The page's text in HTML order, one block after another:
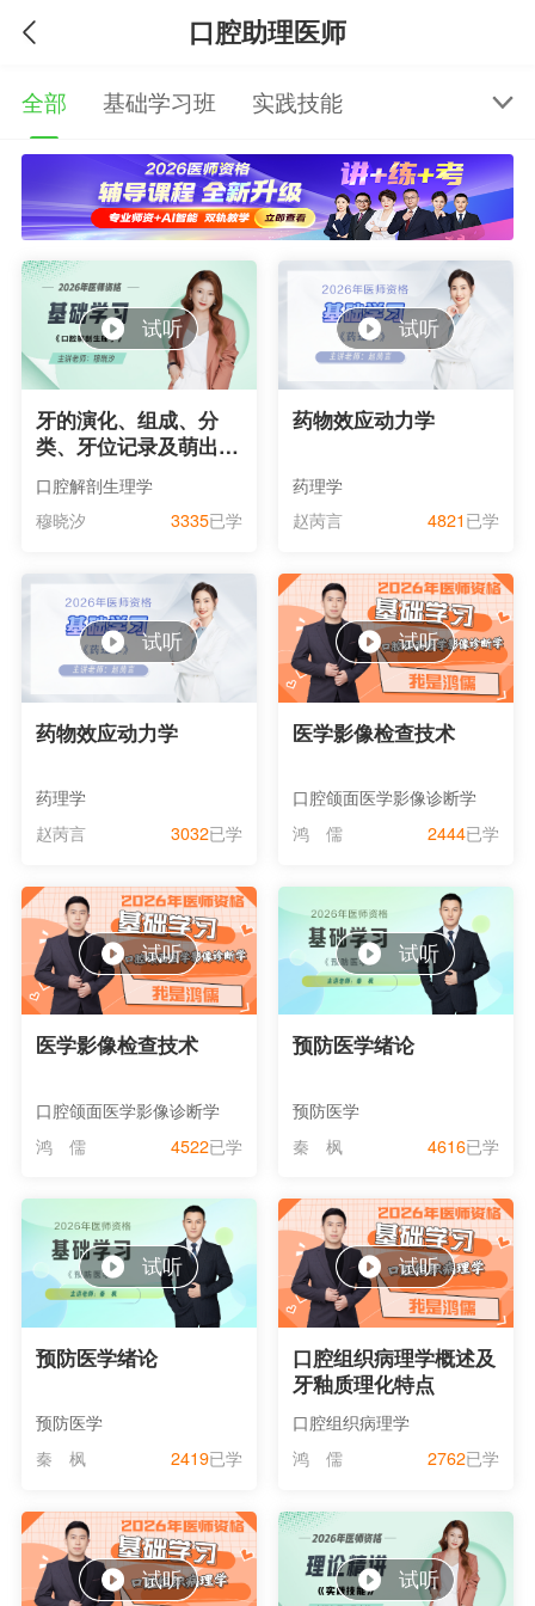
口腔助理医师
全部 基础学习班 实践技能
试听
牙的演化、组成、分
类、牙位记录及萌出和
替换
口腔解剖生理学
穆晓汐
3335已学
试听
药物效应动力学
药理学
赵苪言
4821 已学
试听
药物效应动力学
药理学
赵苪言
3032已学
试听
医学影像检查技术
口腔颌面医学影像诊断学
鸿 儒
2444已学
试听
医学影像检查技术
口腔颌面医学影像诊断学
鸿 儒
4522已学
试听
预防医学绪论
预防医学
秦 枫
4616已学
试听
预防医学绪论
预防医学
秦 枫
2419已学
试听
口腔组织病理学概述及
牙釉质理化特点
口腔组织病理学
鸿 儒
2762已学
试听 试听